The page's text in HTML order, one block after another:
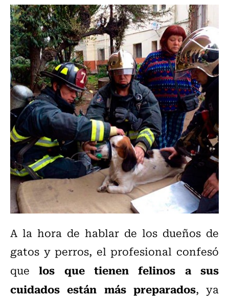
A la hora de hablar de los dueños de
gatos y perros, el profesional confesó
que los que tienen felinos a sus
cuidados están más preparados, ya